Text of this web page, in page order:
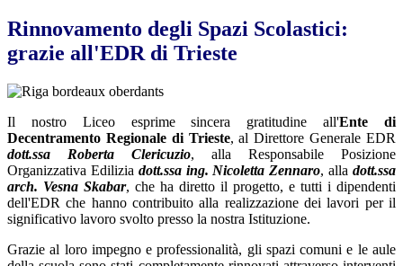
Rinnovamento degli Spazi Scolastici:
grazie all'EDR di Trieste
Il nostro Liceo esprime sincera gratitudine all'Ente di
Decentramento Regionale di Trieste, al Direttore Generale EDR
dott.ssa Roberta Clericuzio, alla Responsabile Posizione
Organizzativa Edilizia dott.ssa ing. Nicoletta Zennaro, alladott.ssa
arch. Vesna Skabar, che ha diretto il progetto, e tutti i dipendenti
dell'EDR che hanno contribuito alla realizzazione dei lavori per il
significativo lavoro svolto presso la nostra Istituzione.
Grazie al loro impegno e professionalità, gli spazi comuni e le aule